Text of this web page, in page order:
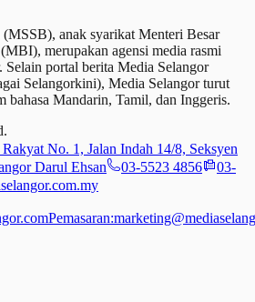
anak syarikat Menteri Besar
merupakan agensi media rasmi
Selain portal berita Media Selangor
Selangorkini), Media Selangor turut
bahasa Mandarin, Tamil, dan Inggeris.
No. 1, Jalan Indah 14/8, Seksyen
Darul Ehsan
03-5523 4856
03-
Pemasaran: